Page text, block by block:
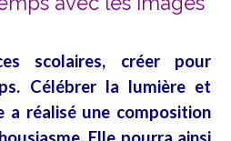
scolaires, créer pour
Célébrer la lumière et
a réalisé une composition